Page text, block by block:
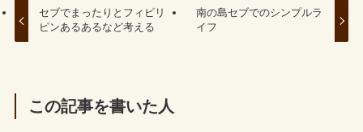
セブでまったりとフィピリ
ピンあるあるなど考える
南の島セブでのシンプルラ
イフ
この記事を書いた人